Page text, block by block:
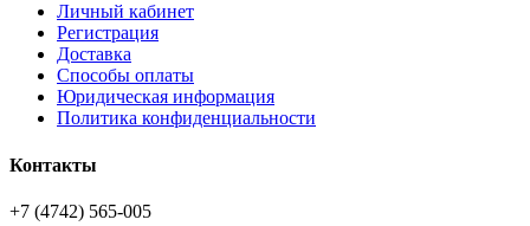
Личный кабинет
Регистрация
Доставка
Способы оплаты
Юридическая информация
Политика конфиденциальности
Контакты
+7 (4742) 565-005